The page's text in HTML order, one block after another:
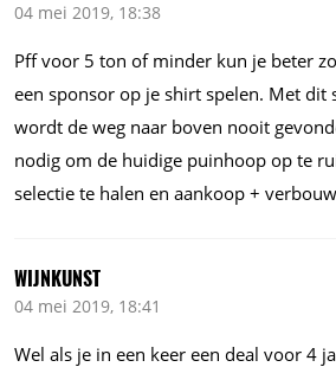
04 mei 2019, 18:38
Pff voor 5 ton of minder kun je beter
een sponsor op je shirt spelen. Met dit
wordt de weg naar boven nooit
nodig om de huidige puinhoop op te
selectie te halen en aankoop +
WIJNKUNST
04 mei 2019, 18:41
Wel als je in een keer een deal voor 4